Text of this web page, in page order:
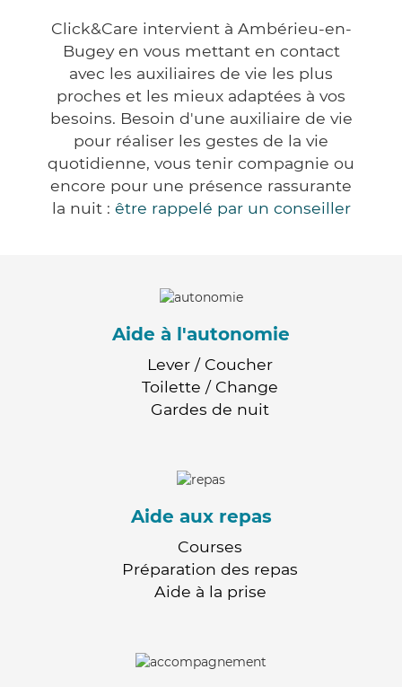
Click&Care intervient à Ambérieu-en-
Bugey en vous mettant en contact
avec les auxiliaires de vie les plus
proches et les mieux adaptées à vos
besoins. Besoin d'une auxiliaire de vie
pour réaliser les gestes de la vie
quotidienne, vous tenir compagnie ou
encore pour une présence rassurante
la nuit : être rappelé par un conseiller
Aide à l'autonomie
Lever / Coucher
Toilette / Change
Gardes de nuit
Aide aux repas
Courses
Préparation des repas
Aide à la prise